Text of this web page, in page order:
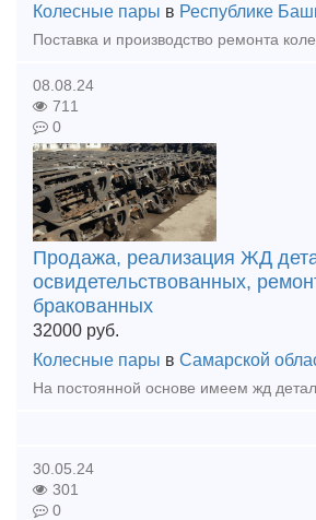
Колесные пары в Республике
08.08.24
711
0
Продажа, реализация ЖД
освидетельствованных,
бракованных
32000 руб.
Колесные пары в Самарской
30.05.24
301
0